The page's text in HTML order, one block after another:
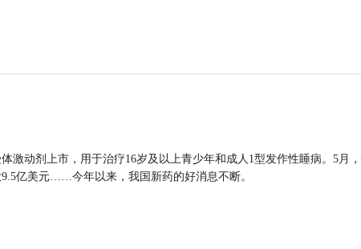
激动剂上市，用于治疗16岁及以上青少年和成人1型发作性睡病。5月
亿美元……今年以来，我国新药的好消息不断。